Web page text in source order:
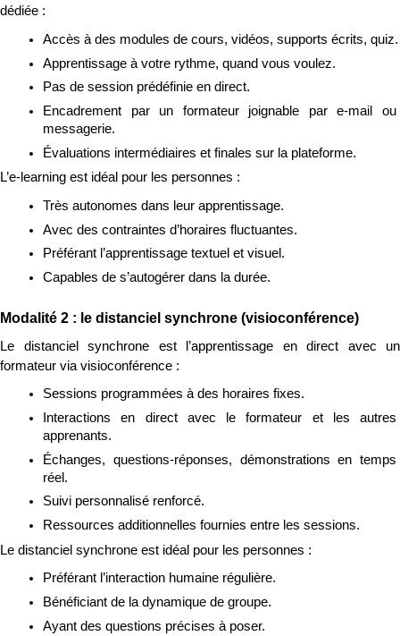
dédiée :
Accès à des modules de cours, vidéos, supports écrits, quiz.
Apprentissage à votre rythme, quand vous voulez.
Pas de session prédéfinie en direct.
Encadrement par un formateur joignable par e-mail ou
messagerie.
Évaluations intermédiaires et finales sur la plateforme.
L’e-learning est idéal pour les personnes :
Très autonomes dans leur apprentissage.
Avec des contraintes d’horaires fluctuantes.
Préférant l’apprentissage textuel et visuel.
Capables de s’autogérer dans la durée.
Modalité 2 : le distanciel synchrone (visioconférence)
Le distanciel synchrone est l’apprentissage en direct avec un
formateur via visioconférence :
Sessions programmées à des horaires fixes.
Interactions en direct avec le formateur et les autres
apprenants.
Échanges, questions-réponses, démonstrations en temps
réel.
Suivi personnalisé renforcé.
Ressources additionnelles fournies entre les sessions.
Le distanciel synchrone est idéal pour les personnes :
Préférant l’interaction humaine régulière.
Bénéficiant de la dynamique de groupe.
Ayant des questions précises à poser.